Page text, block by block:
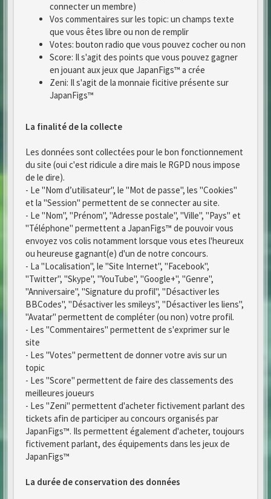
connecter un membre)
Vos commentaires sur les topic: un champs texte
que vous êtes libre ou non de remplir
Votes: bouton radio que vous pouvez cocher ou non
Score: Il s'agit des points que vous pouvez gagner
en jouant aux jeux que JapanFigs™ a crée
Zeni: Il s'agit de la monnaie ficitive présente sur
JapanFigs™
La finalité de la collecte
Les données sont collectées pour le bon fonctionnement
du site (oui c'est ridicule a dire mais le RGPD nous impose
de le dire).
- Le "Nom d’utilisateur", le "Mot de passe", les "Cookies"
et la "Session" permettent de se connecter au site.
- Le "Nom", "Prénom", "Adresse postale", "Ville", "Pays" et
"Téléphone" permettent a JapanFigs™ de pouvoir vous
envoyez vos colis notamment lorsque vous etes l'heureux
ou heureuse gagnant(e) d'un de notre concours.
- La "Localisation", le "Site Internet", "Facebook",
"Twitter", "Skype", "YouTube", "Google+", "Genre",
"Anniversaire", "Signature du profil", "Désactiver les
BBCodes", "Désactiver les smileys", "Désactiver les liens",
"Avatar" permettent de compléter (ou non) votre profil.
- Les "Commentaires" permettent de s'exprimer sur le
site
- Les "Votes" permettent de donner votre avis sur un
topic
- Les "Score" permettent de faire des classements des
meilleures joueurs
- Les "Zeni" permettent d'acheter fictivement parlant des
tickets afin de participer au concours organisés par
JapanFigs™. Ils permettent également d'acheter, toujours
fictivement parlant, des équipements dans les jeux de
JapanFigs™
La durée de conservation des données